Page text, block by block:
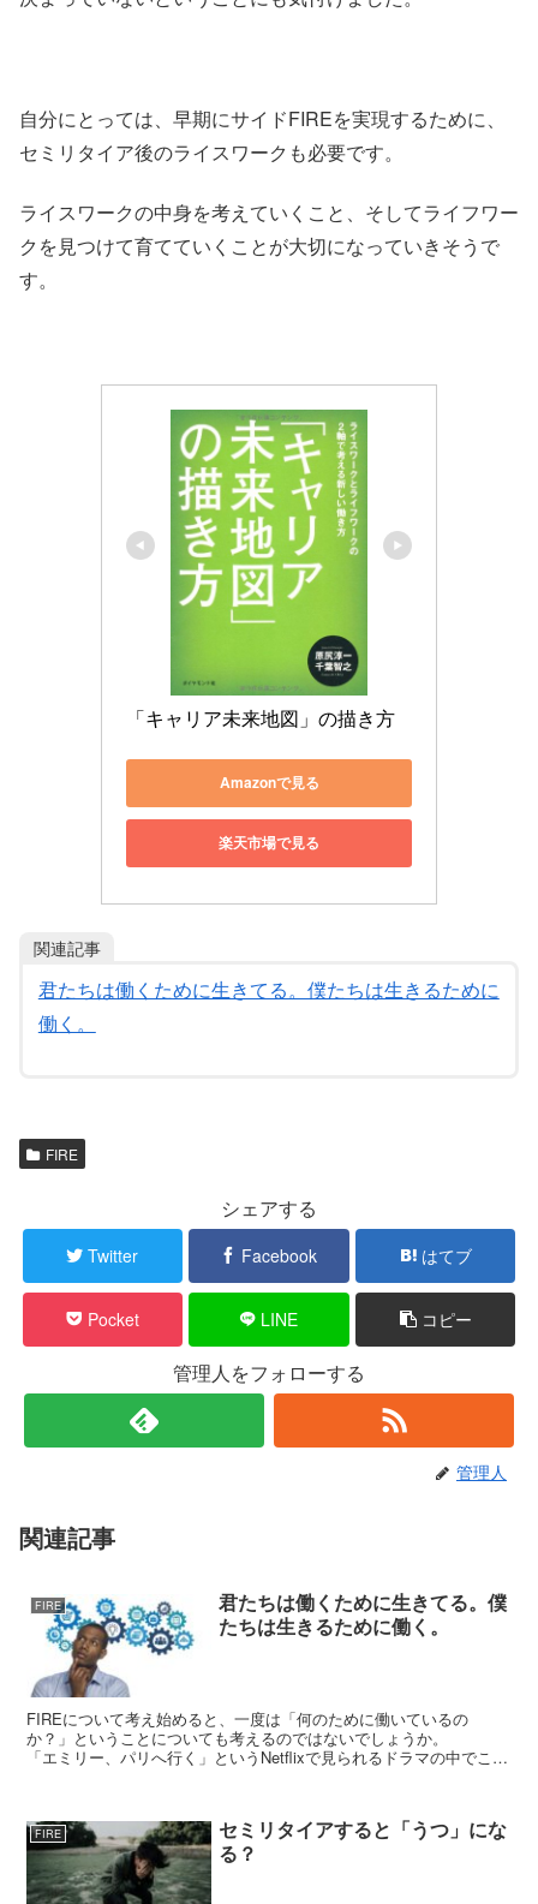
自分にとっては、早期にサイドFIREを実現するために、
セミリタイア後のライスワークも必要です。
ライスワークの中身を考えていくこと、そしてライフワー
クを見つけて育てていくことが大切になっていきそうで
す。
「キャリア未来地図」の描き方
Amazonで見る
楽天市場で見る
関連記事
君たちは働くために生きてる。僕たちは生きるために
働く。
FIRE
シェアする
Twitter Facebook はてブ
Pocket LINE コピー
管理人をフォローする
管理人
関連記事
FIRE
君たちは働くために生きてる。僕
たちは生きるために働く。
FIREについて考え始めると、一度は「何のために働いているの
か？」ということについても考えるのではないでしょうか。
「エミリー、パリへ行く」というNetflixで見られるドラマの中でこん
FIRE
セミリタイアすると「うつ」にな
る？